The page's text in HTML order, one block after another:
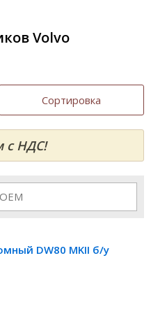
Volvo
Сортировка
с НДС!
DW80 MKII б/у